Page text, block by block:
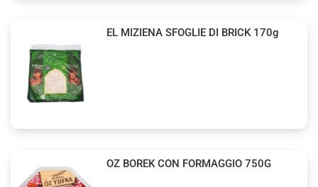
EL MIZIENA SFOGLIE DI BRICK 170g
OZ BOREK CON FORMAGGIO 750G